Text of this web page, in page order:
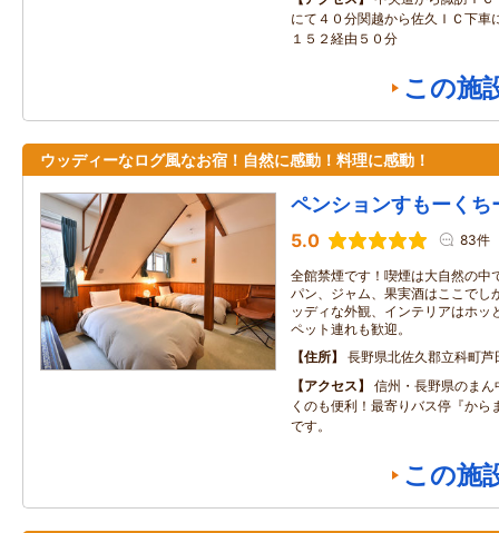
にて４０分関越から佐久ＩＣ下車
１５２経由５０分
この施
ウッディーなログ風なお宿！自然に感動！料理に感動！
ペンションすもーくち
5.0 83件
全館禁煙です！喫煙は大自然の中
パン、ジャム、果実酒はここでし
ッディな外観、インテリアはホッ
ペット連れも歓迎。
住所
長野県北佐久郡立科町
アクセス
信州・長野県のま
くのも便利！最寄りバス停『から
です。
この施